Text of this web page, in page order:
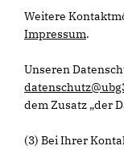
Weitere
Impressum.
Unseren
dem Zusatz „der
(3) Bei Ihrer